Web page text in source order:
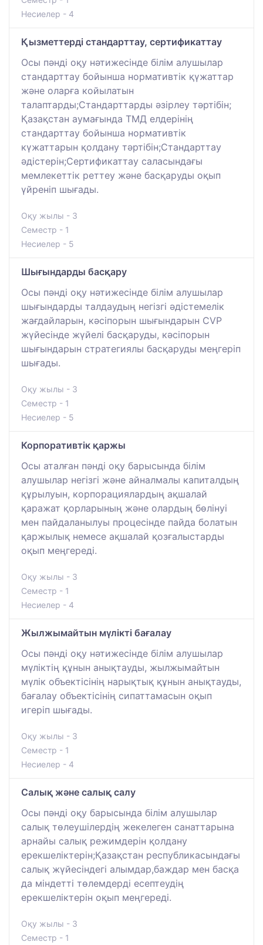
Несиелер - 4
Қызметтерді стандарттау, сертификаттау
Осы пәнді оқу нәтижесінде білім алушылар
стандарттау бойынша нормативтік қүжаттар
және оларға койылатын
талаптарды;Стандарттарды әзірлеу тәртібін;
Қазақстан аумағында ТМД елдерінің
стандарттау бойынша нормативтік
күжаттарын қолдану тәртібін;Стандарттау
әдістерін;Сертификаттау саласындағы
мемлекеттік реттеу және басқаруды оқып
үйреніп шығады.
Оқу жылы - 3
Семестр - 1
Несиелер - 5
Шығындарды басқару
Осы пәнді оқу нәтижесінде білім алушылар
шығындарды талдаудың негізгі әдістемелік
жағдайларын, кәсіпорын шығындарын CVP
жүйесінде жүйелі басқаруды, кәсіпорын
шығындарын стратегиялы басқаруды меңгеріп
шығады.
Оқу жылы - 3
Семестр - 1
Несиелер - 5
Корпоративтік қаржы
Осы аталған пәнді оқу барысында білім
алушылар негізгі және айналмалы капиталдың
құрылуын, корпорациялардың ақшалай
қаражат қорларының және олардың бөлінуі
мен пайдаланылуы процесінде пайда болатын
қаржылық немесе ақшалай қозғалыстарды
оқып меңгереді.
Оқу жылы - 3
Семестр - 1
Несиелер - 4
Жылжымайтын мүлікті бағалау
Осы пәнді оқу нәтижесінде білім алушылар
мүліктің құнын анықтауды, жылжымайтын
мүлік объектісінің нарықтық құнын анықтауды,
бағалау объектісінің сипаттамасын оқып
игеріп шығады.
Оқу жылы - 3
Семестр - 1
Несиелер - 4
Салық және салық салу
Осы пәнді оқу барысында білім алушылар
салық төлеушілердің жекелеген санаттарына
арнайы салық режимдерін қолдану
ерекшеліктерін;Қазақстан республикасындағы
салық жүйесіндегі алымдар,баждар мен басқа
да міндетті төлемдерді есептеудің
ерекшеліктерін оқып меңгереді.
Оқу жылы - 3
Семестр - 1